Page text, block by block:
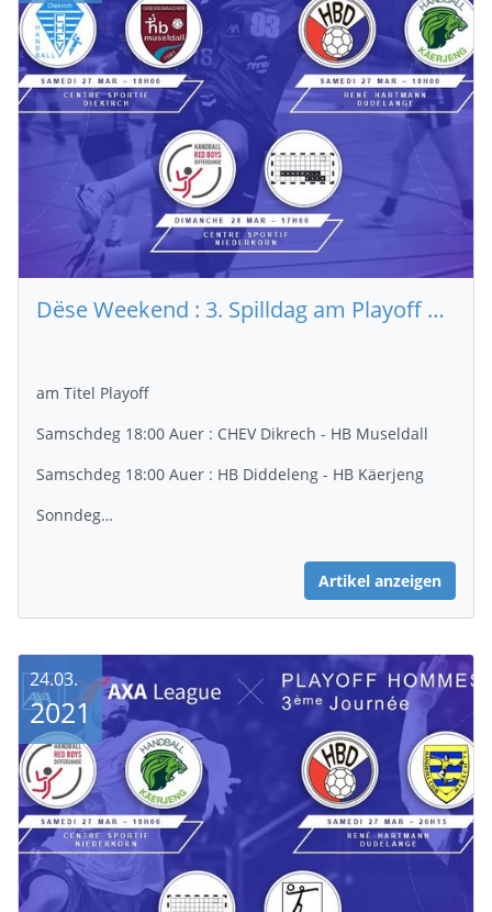
Dëse Weekend : 3. Spilldag am Playoff AXA League Dammen
am Titel Playoff
Samschdeg 18:00 Auer : CHEV Dikrech - HB Museldall
Samschdeg 18:00 Auer : HB Diddeleng - HB Käerjeng
Sonndeg…
Artikel anzeigen
24.03.
2021